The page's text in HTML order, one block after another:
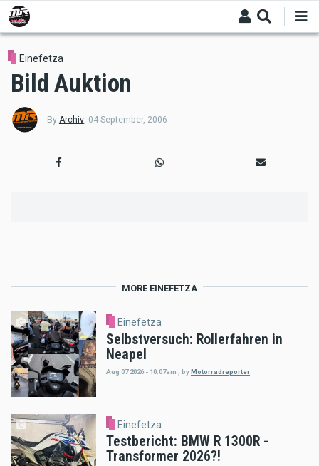
Skip
to
main
content
Einefetza
Bild Auktion
By Archiv, 04 September, 2006
MORE EINEFETZA
Einefetza
Selbstversuch: Rollerfahren in
Neapel
Aug 07 2026 - 10:07am byMotorradreporter
Einefetza
Testbericht: BMW R 1300R -
Transformer 2026?!